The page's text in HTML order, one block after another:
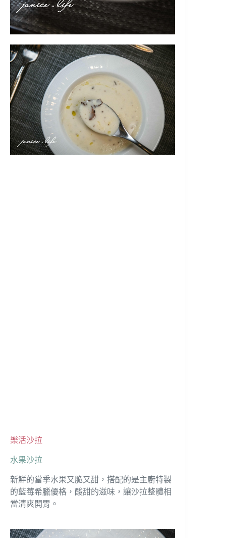
樂活沙拉
水果沙拉
新鮮的當季水果又脆又甜，搭配的是主廚特製
的藍莓希臘優格，酸甜的滋味，讓沙拉整體相
當清爽開胃。